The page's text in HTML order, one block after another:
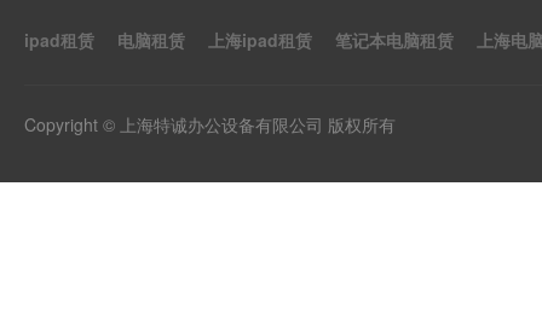
ipad租赁 电脑租赁 上海ipad租赁 笔记本电脑租赁 上海电
Copyright © 上海特诚办公设备有限公司 版权所有